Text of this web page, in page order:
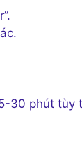
30 phút tùy